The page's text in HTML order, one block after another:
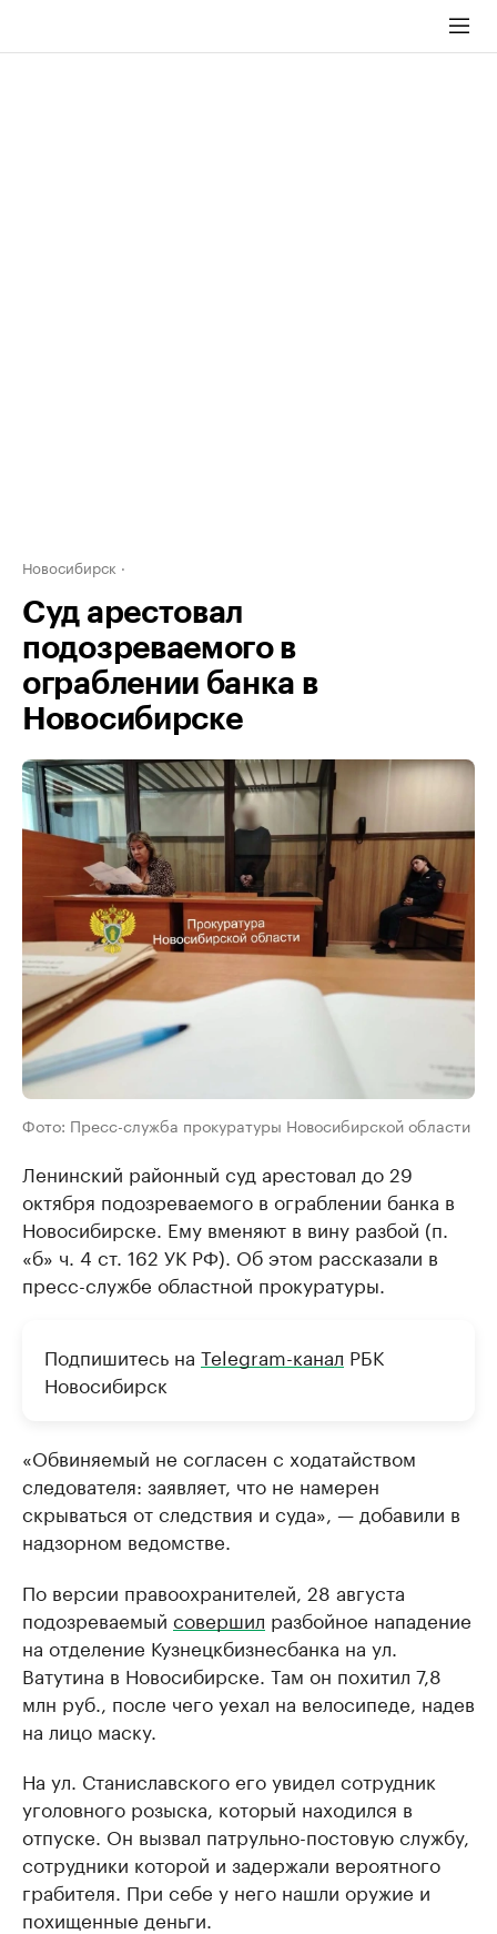
Новосибирск
Суд арестовал
подозреваемого в
ограблении банка в
Новосибирске
Фото: Пресс-служба прокуратуры Новосибирской области
Ленинский районный суд арестовал до 29
октября подозреваемого в ограблении банка в
Новосибирске. Ему вменяют в вину разбой (п.
«б» ч. 4 ст. 162 УК РФ). Об этом рассказали в
пресс-службе областной прокуратуры.
Подпишитесь на Telegram-канал РБК
Новосибирск
«Обвиняемый не согласен с ходатайством
следователя: заявляет, что не намерен
скрываться от следствия и суда», — добавили в
надзорном ведомстве.
По версии правоохранителей, 28 августа
подозреваемый совершил разбойное нападение
на отделение Кузнецкбизнесбанка на ул.
Ватутина в Новосибирске. Там он похитил 7,8
млн руб., после чего уехал на велосипеде, надев
на лицо маску.
На ул. Станиславского его увидел сотрудник
уголовного розыска, который находился в
отпуске. Он вызвал патрульно-постовую службу,
сотрудники которой и задержали вероятного
грабителя. При себе у него нашли оружие и
похищенные деньги.